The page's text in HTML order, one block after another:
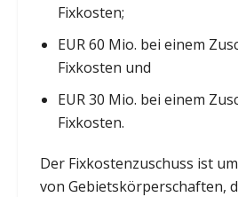
Fixkosten;
EUR 60 Mio. bei einem
Fixkosten und
EUR 30 Mio. bei einem
Fixkosten.
Der Fixkostenzuschuss ist
von Gebietskörperschaften,